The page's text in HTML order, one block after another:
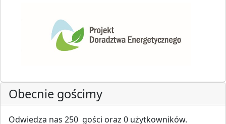
Obecnie gościmy
Odwiedza nas 250 gości oraz 0 użytkowników.